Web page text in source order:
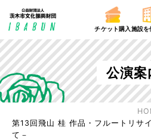
チケット購入 施設を
公演案
第13回飛山 桂 作品・フルートリサ
て－